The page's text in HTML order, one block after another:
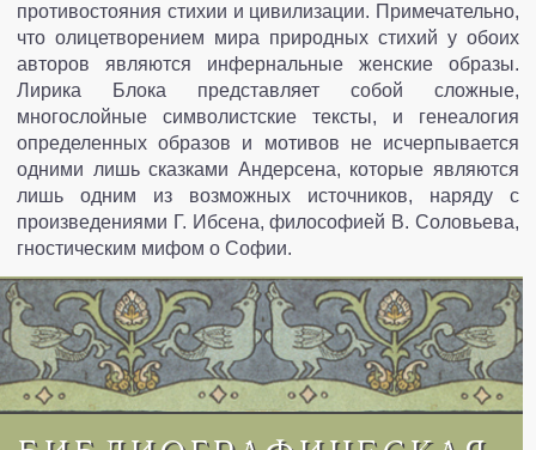
противостояния стихии и цивилизации. Примечательно,
что олицетворением мира природных стихий у обоих
авторов являются инфернальные женские образы.
Лирика Блока представляет собой сложные,
многослойные символистские тексты, и генеалогия
определенных образов и мотивов не исчерпывается
одними лишь сказками Андерсена, которые являются
лишь одним из возможных источников, наряду с
произведениями Г. Ибсена, философией В. Соловьева,
гностическим мифом о Софии.